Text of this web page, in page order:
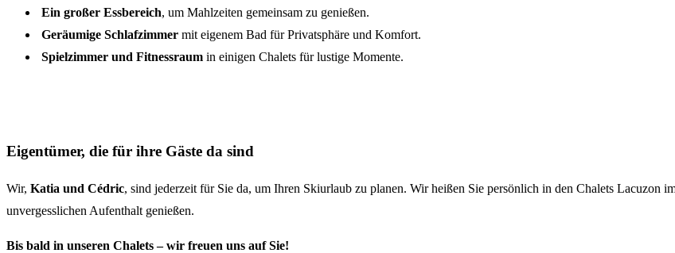
Ein großer Essbereich, um Mahlzeiten gemeinsam zu genießen.
Geräumige Schlafzimmer mit eigenem Bad für Privatsphäre und Komfort.
Spielzimmer und Fitnessraum in einigen Chalets für lustige Momente.
Eigentümer, die für ihre Gäste da sind
Wir, Katia und Cédric, sind jederzeit für Sie da, um Ihren Skiurlaub zu planen. Wir heißen Sie persönlich in den Chalets Lacuzon
unvergesslichen Aufenthalt genießen.
Bis bald in unseren Chalets – wir freuen uns auf Sie!